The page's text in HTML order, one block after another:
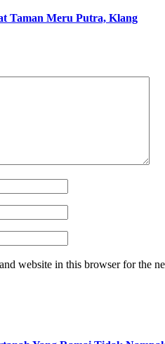
Taman Meru Putra, Klang
website in this browser for the